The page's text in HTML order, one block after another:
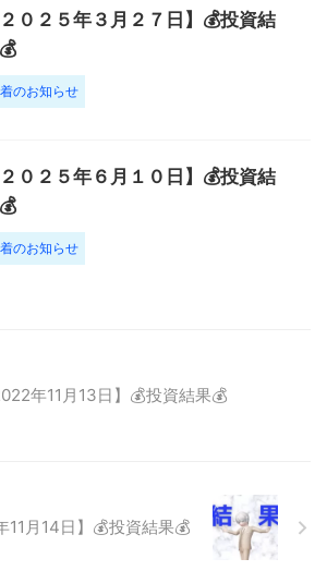
２０２５年３月２７日】💰投資結
のお知らせ
２０２５年６月１０日】💰投資結
のお知らせ
年11月13日】💰投資結果💰
11月14日】💰投資結果💰